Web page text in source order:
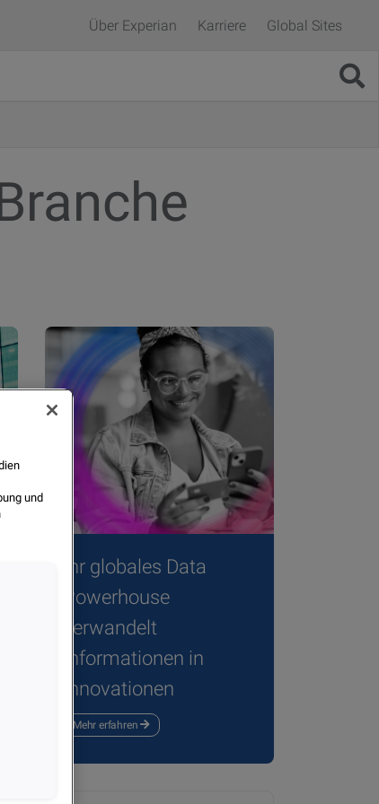
Über Experian Karriere Global Sites
Ihr globales Data
Powerhouse
verwandelt
Informationen in
Innovationen
Mehr erfahren
und